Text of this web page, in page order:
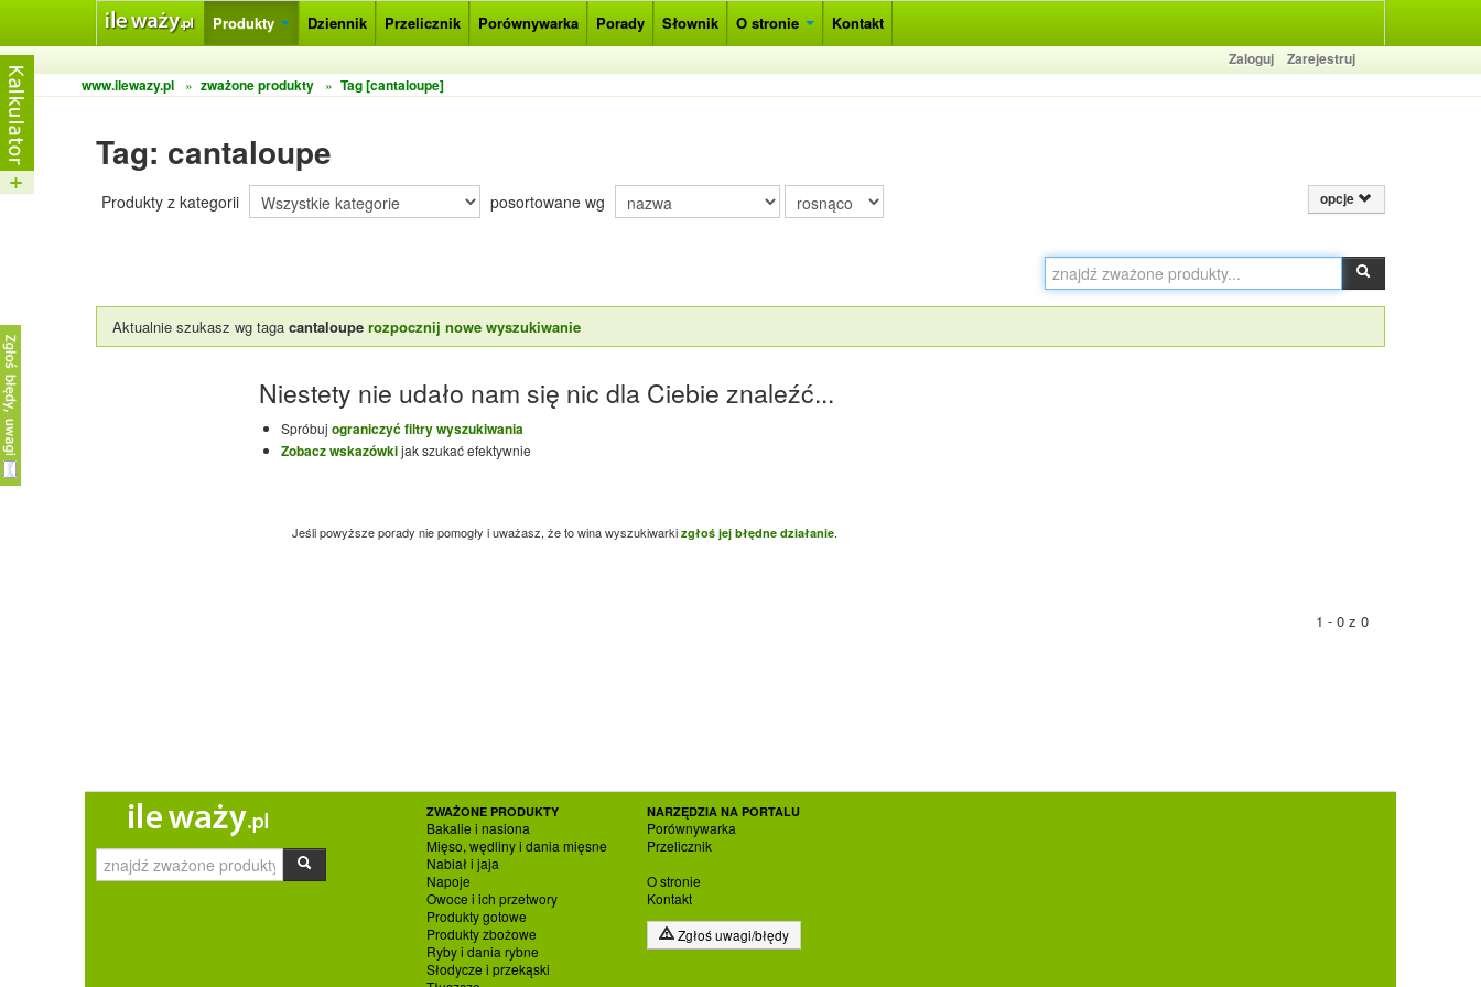
Produkty Dziennik Przelicznik Porównywarka Porady Słownik O stronie Kontakt
Zaloguj
Zarejestruj
www.ilewazy.pl
» zważone produkty » Tag [cantaloupe]
Tag: cantaloupe
Produkty z kategorii posortowane wg opcje
Aktualnie szukasz wg taga cantaloupe rozpocznij nowe wyszukiwanie
Niestety nie udało nam się nic dla Ciebie znaleźć...
Spróbuj ograniczyć filtry wyszukiwania
Zobacz wskazówkijak szukać efektywnie
Jeśli powyższe porady nie pomogły i uważasz, że to wina wyszukiwarki zgłoś jej błędne działanie.
1 - 0 z 0
ZWAŻONE PRODUKTY
Bakalie i nasiona
Mięso, wędliny i dania mięsne
Nabiał i jaja
Napoje
Owoce i ich przetwory
Produkty gotowe
Produkty zbożowe
Ryby i dania rybne
Słodycze i przekąski
NARZĘDZIA NA PORTALU
Porównywarka
Przelicznik
O stronie
Kontakt
Zgłoś uwagi/błędy